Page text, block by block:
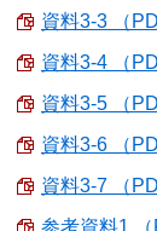
資料3-3 （
資料3-4 （
資料3-5 （
資料3-6 （
資料3-7 （
参考資料1 （